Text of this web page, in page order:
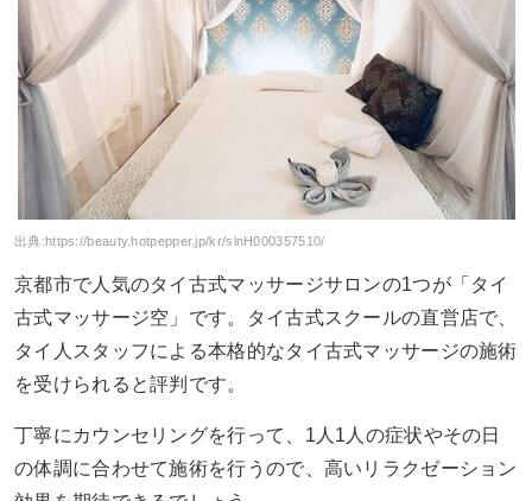
出典: https://beauty.hotpepper.jp/kr/slnH000357510/
京都市で人気のタイ古式マッサージサロンの1つが「タイ
古式マッサージ空」です。タイ古式スクールの直営店で、
タイ人スタッフによる本格的なタイ古式マッサージの施術
を受けられると評判です。
丁寧にカウンセリングを行って、1人1人の症状やその日
の体調に合わせて施術を行うので、高いリラクゼーション